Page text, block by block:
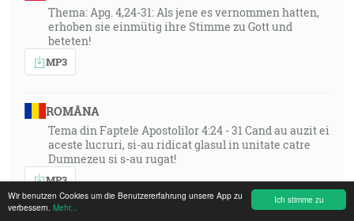
Ich stimme zu
Wir benutzen Cookies um die Benutzererfahrung unsere App zu
verbessern. Mehr...
Thema: Apg. 4,24-31: Als jene es vernommen hatten,
erhoben sie einmütig ihre Stimme zu Gott und
beteten!
MP3
ROMÂNA
Tema din Faptele Apostolilor 4:24 - 31 Cand au auzit ei
aceste lucruri, si-au ridicat glasul in unitate catre
Dumnezeu si s-au rugat!
MP3